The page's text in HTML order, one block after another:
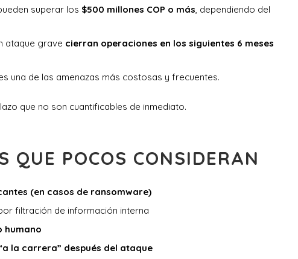
superar los $500 millones COP o más, dependiendo del
ataque grave cierran operaciones en los siguientes 6 meses
una de las amenazas más costosas y frecuentes.
que no son cuantificables de inmediato.
QUE POCOS CONSIDERAN
(en casos de ransomware)
filtración de información interna
humano
la carrera” después del ataque